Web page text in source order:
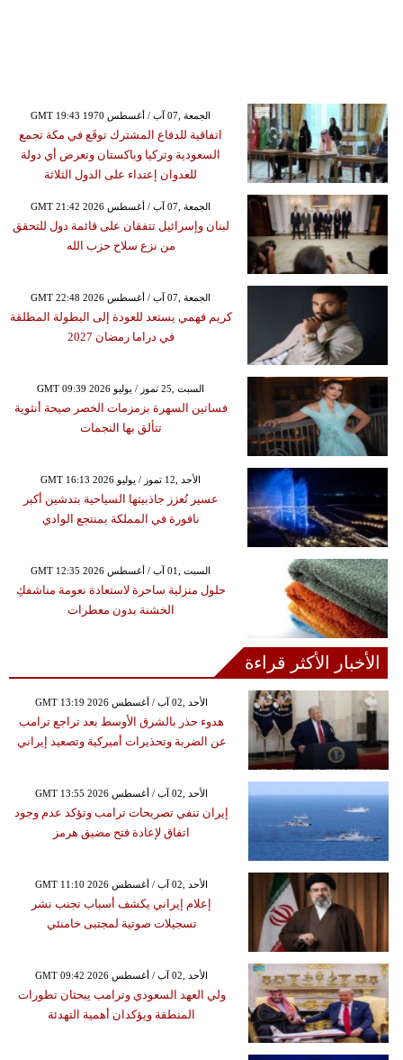
GMT 19:43 1970 الجمعة ,07 آب / أغسطس
اتفاقية للدفاع المشترك توقَع في مكة تجمع
السعودية وتركيا وباكستان وتعرض أي دولة
للعدوان إعتداء على الدول الثلاثة
GMT 21:42 2026 الجمعة ,07 آب / أغسطس
لبنان وإسرائيل تتفقان على قائمة دول للتحقق
من نزع سلاح حزب الله
GMT 22:48 2026 الجمعة ,07 آب / أغسطس
كريم فهمي يستعد للعودة إلى البطولة المطلقة
في دراما رمضان 2027
GMT 09:39 2026 السبت ,25 تموز / يوليو
فساتين السهرة بزمزمات الخصر صيحة أنثوية
تتألق بها النجمات
GMT 16:13 2026 الأحد ,12 تموز / يوليو
عسير تُعزز جاذبيتها السياحية بتدشين أكبر
نافورة في المملكة بمنتجع الوادي
GMT 12:35 2026 السبت ,01 آب / أغسطس
حلول منزلية ساحرة لاستعادة نعومة مناشفكِ
الخشنة بدون معطرات
الأخبار الأكثر قراءة
GMT 13:19 2026 الأحد ,02 آب / أغسطس
هدوء حذر بالشرق الأوسط بعد تراجع ترامب
عن الضربة وتحذيرات أميركية وتصعيد إيراني
GMT 13:55 2026 الأحد ,02 آب / أغسطس
إيران تنفي تصريحات ترامب وتؤكد عدم وجود
اتفاق لإعادة فتح مضيق هرمز
GMT 11:10 2026 الأحد ,02 آب / أغسطس
إعلام إيراني يكشف أسباب تجنب نشر
تسجيلات صوتية لمجتبى خامنئي
GMT 09:42 2026 الأحد ,02 آب / أغسطس
ولي العهد السعودي وترامب يبحثان تطورات
المنطقة ويؤكدان أهمية التهدئة